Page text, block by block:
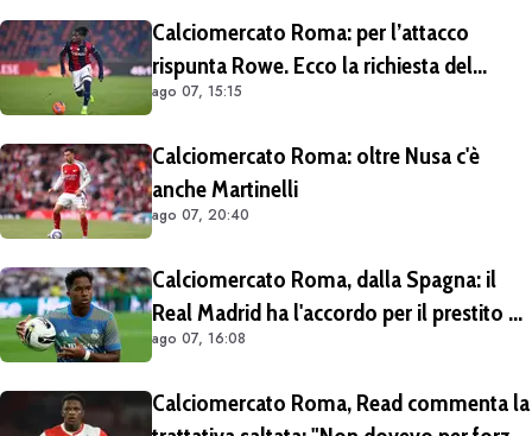
Calciomercato Roma: per l’attacco
rispunta Rowe. Ecco la richiesta del
Bologna
ago 07, 15:15
Calciomercato Roma: oltre Nusa c'è
anche Martinelli
ago 07, 20:40
Calciomercato Roma, dalla Spagna: il
Real Madrid ha l'accordo per il prestito di
Endrick in Premier League
ago 07, 16:08
Calciomercato Roma, Read commenta la